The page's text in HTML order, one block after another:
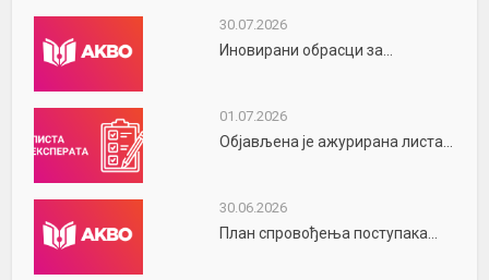
30.07.2026
Иновирани обрасци за...
01.07.2026
Објављена је ажурирана листа...
30.06.2026
План спровођења поступака...